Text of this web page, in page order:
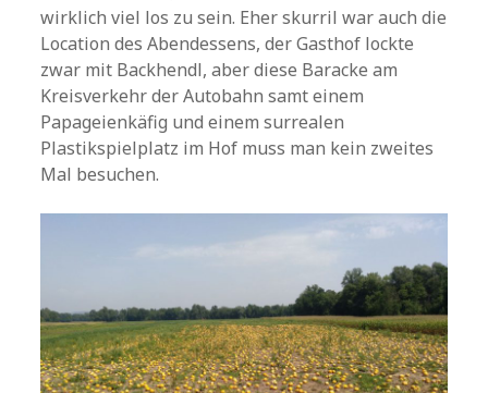
wirklich viel los zu sein. Eher skurril war auch die
Location des Abendessens, der Gasthof lockte
zwar mit Backhendl, aber diese Baracke am
Kreisverkehr der Autobahn samt einem
Papageienkäfig und einem surrealen
Plastikspielplatz im Hof muss man kein zweites
Mal besuchen.